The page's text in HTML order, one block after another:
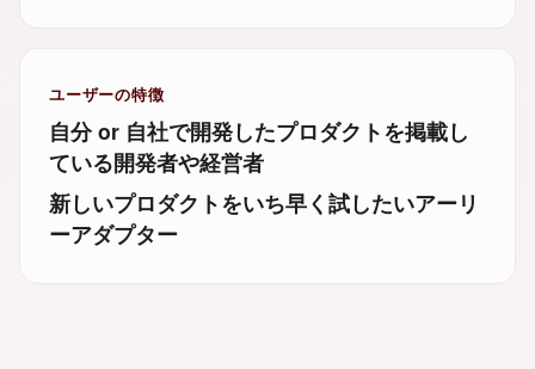
ユーザーの特徴
自分 or 自社で開発したプロダクトを掲載し
ている開発者や経営者
新しいプロダクトをいち早く試したいアーリ
ーアダプター